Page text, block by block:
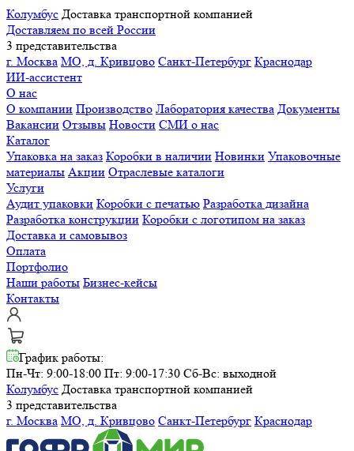
Колумбус Доставка транспортной компанией
Доставляем по всей России
3 представительства
г. Москва МО, д. Кривцово Санкт-Петербург Краснодар
ИИ-ассистент
О нас
О компании Производство Лаборатория качества Документы
Вакансии Отзывы Новости СМИ о нас
Каталог
Упаковка на заказ Коробки в наличии Новинки Упаковочные
материалы Акции Отраслевые каталоги
Услуги
Аудит упаковки Коробки с печатью Разработка дизайна
Разработка конструкции Коробки с логотипом на заказ
Доставка и самовывоз
Оплата
Портфолио
Наши работы Бизнес-кейсы
Контакты
График работы:
Пн-Чт: 9:00-18:00 Пт: 9:00-17:30 Сб-Вс: выходной
Колумбус Доставка транспортной компанией
3 представительства
г. Москва МО, д. Кривцово Санкт-Петербург Краснодар